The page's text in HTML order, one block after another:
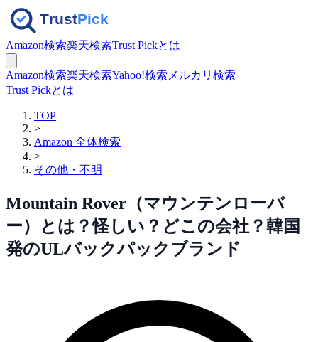
Amazon検索楽天検索Trust Pickとは
Amazon検索楽天検索Yahoo!検索 メルカリ検索
Trust Pickとは
TOP
>
Amazon 全体検索
>
その他・不明
Mountain Rover（マウンテンローバ
ー）とは？怪しい？どこの会社？韓国
発のULバックパックブランド